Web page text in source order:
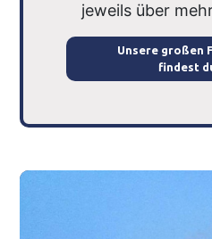
jeweils über
Unsere großen
findest